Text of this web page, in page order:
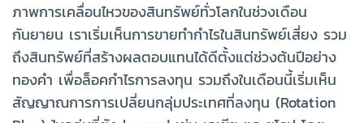
ภาพการเคลื่อนไหวของสินทรัพย์ทั่วโลกในช่วงเดือน
กันยายน เราเริ่มเห็นการขายทำกำไรในสินทรัพย์เสี่ยง รวม
ถึงสินทรัพย์ที่สร้างผลตอบแทนได้ดีตั้งแต่ช่วงต้นปีอย่าง
ทองคำ เพื่อล็อคกำไรการลงทุน รวมถึงในเดือนนี้เริ่มเห็น
สัญญาณการการเปลี่ยนกลุ่มประเทศที่ลงทุน (Rotation